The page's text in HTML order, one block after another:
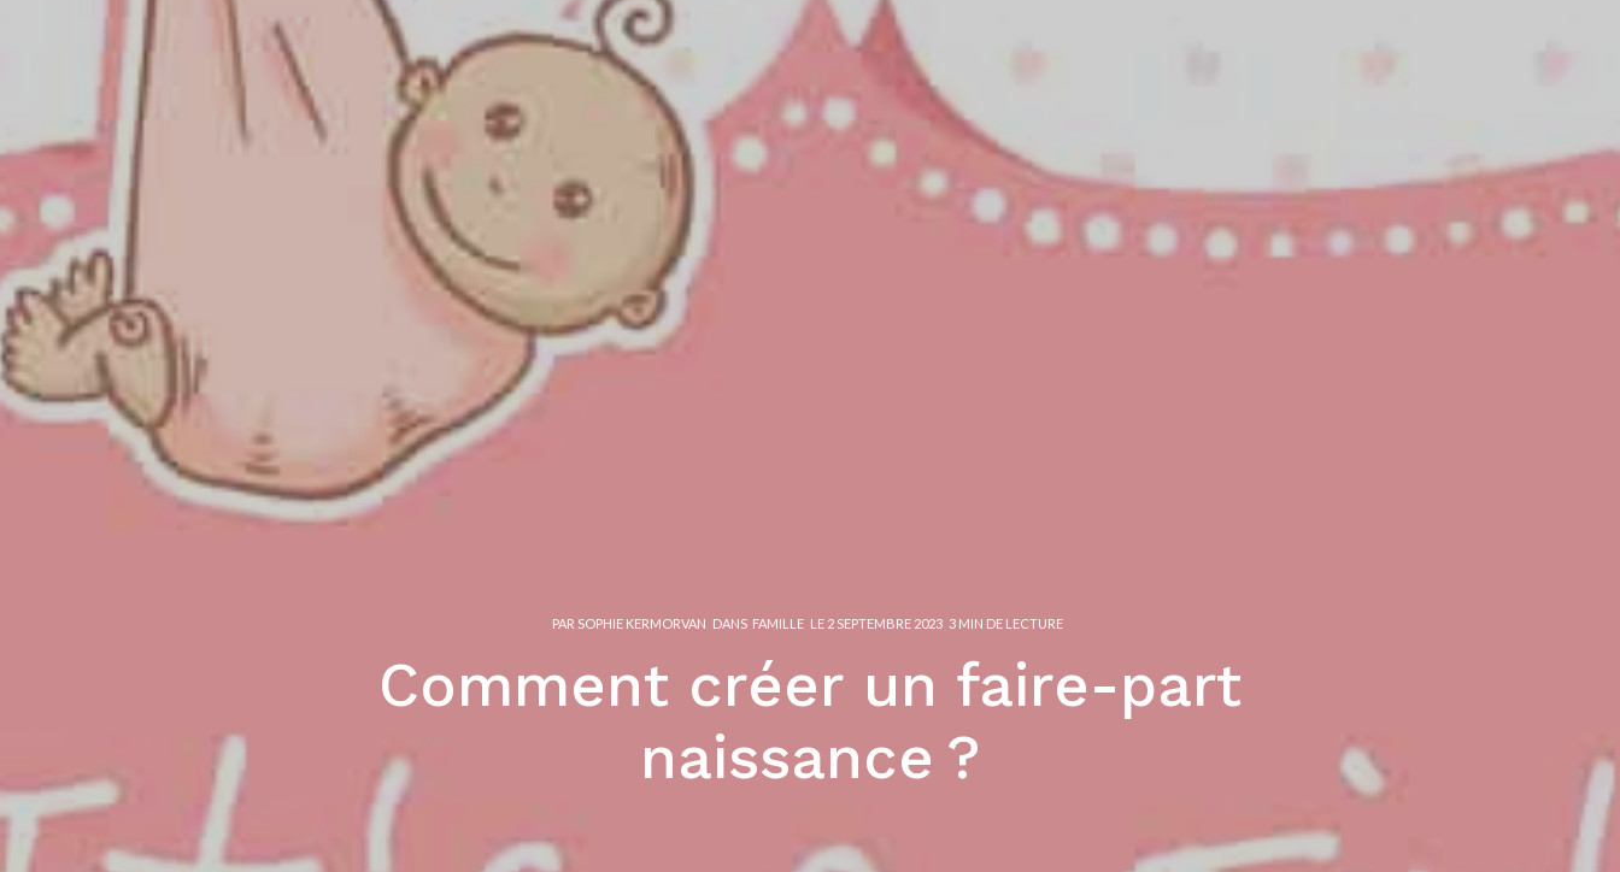
PAR SOPHIE KERMORVAN DANS FAMILLE LE 2 SEPTEMBRE 2023 3 MIN DE LECTURE
Comment créer un faire-part
naissance ?